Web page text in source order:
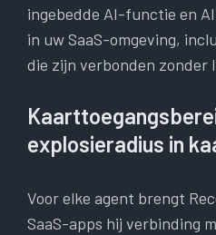
ingebedde AI-functie en
in uw SaaS-omgeving,
die zijn verbonden zonder
explosieradius in
Voor elke agent brengt
SaaS-apps hij verbinding